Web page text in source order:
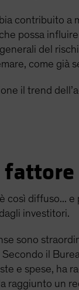
contribuito
possa
del
come già
il trend
così diffuso...
investitori.
sono
il
e spese, ha
raggiunto un